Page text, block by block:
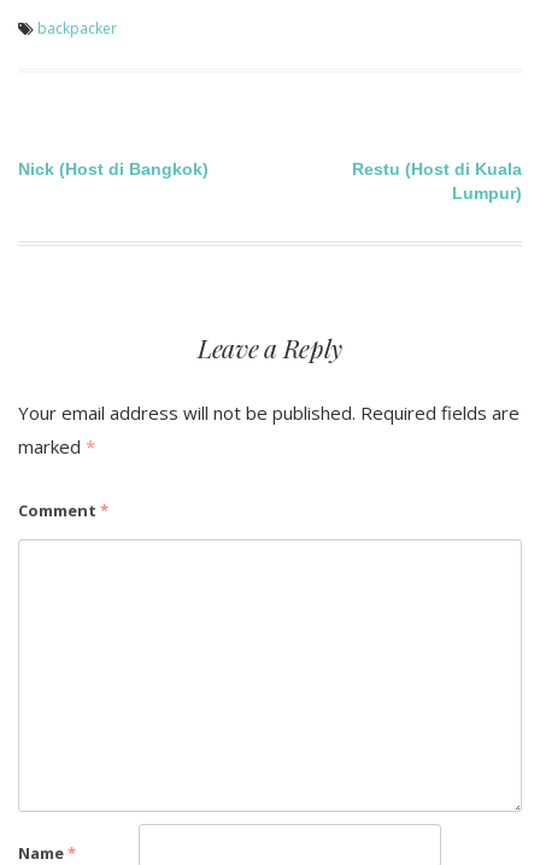
backpacker
Post
navigation
Nick (Host di Bangkok)
Restu (Host di Kuala
Lumpur)
Leave a Reply
Your email address will not be published. Required fields are
marked *
Comment *
Name*